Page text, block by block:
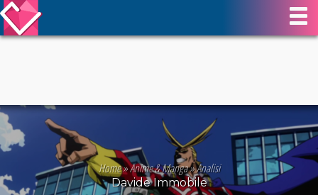
Home»Anime & Manga»Analisi
Davide Immobile